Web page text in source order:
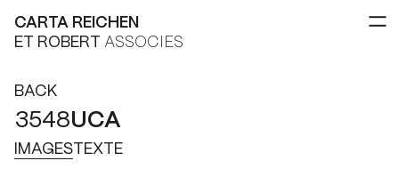
CARTA REICHEN
ET ROBERT
ASSOCIES
BACK
3548UCA
IMAGES TEXTE